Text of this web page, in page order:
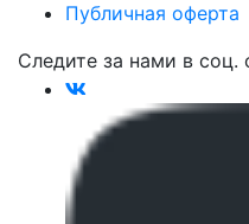
Публичная оферта
Следите за нами в соц.